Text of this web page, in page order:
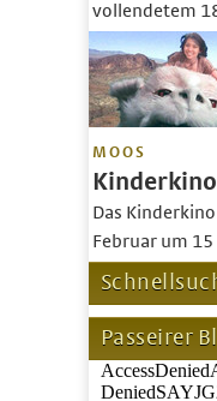
vollendetem
MOOS
Kinderkino
Das
Februar um 15
Passeirer